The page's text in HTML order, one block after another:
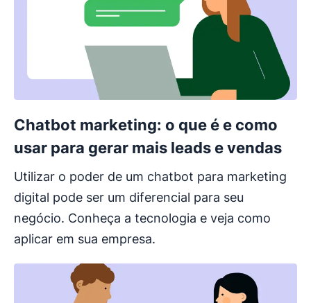
Chatbot marketing: o que é e como
usar para gerar mais leads e vendas
Utilizar o poder de um chatbot para marketing
digital pode ser um diferencial para seu
negócio. Conheça a tecnologia e veja como
aplicar em sua empresa.